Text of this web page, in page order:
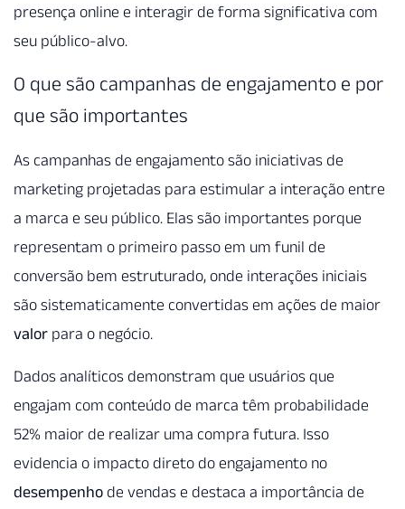
presença online e interagir de forma significativa com
seu público-alvo.
O que são campanhas de engajamento e por
que são importantes
As campanhas de engajamento são iniciativas de
marketing projetadas para estimular a interação entre
a marca e seu público. Elas são importantes porque
representam o primeiro passo em um funil de
conversão bem estruturado, onde interações iniciais
são sistematicamente convertidas em ações de maior
valor para o negócio.
Dados analíticos demonstram que usuários que
engajam com conteúdo de marca têm probabilidade
52% maior de realizar uma compra futura. Isso
evidencia o impacto direto do engajamento no
desempenho de vendas e destaca a importância de